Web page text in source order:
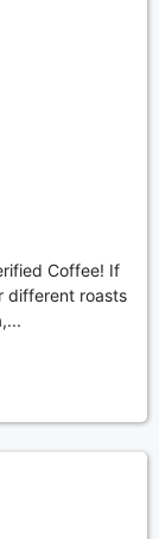
Coffee! If
different roasts